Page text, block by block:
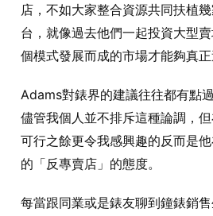
店，不如大家整合資源共同扶植
台，就像過去他們一起投資大型
個模式發展而成的市場才能夠真正
Adams對錶界的建議往往都有
儘管我個人並不排斥這種論調，
可行之餘更令我感興趣的反而是
的「反專賣店」的態度。
每當跟同業或是錶友聊到鐘錶銷